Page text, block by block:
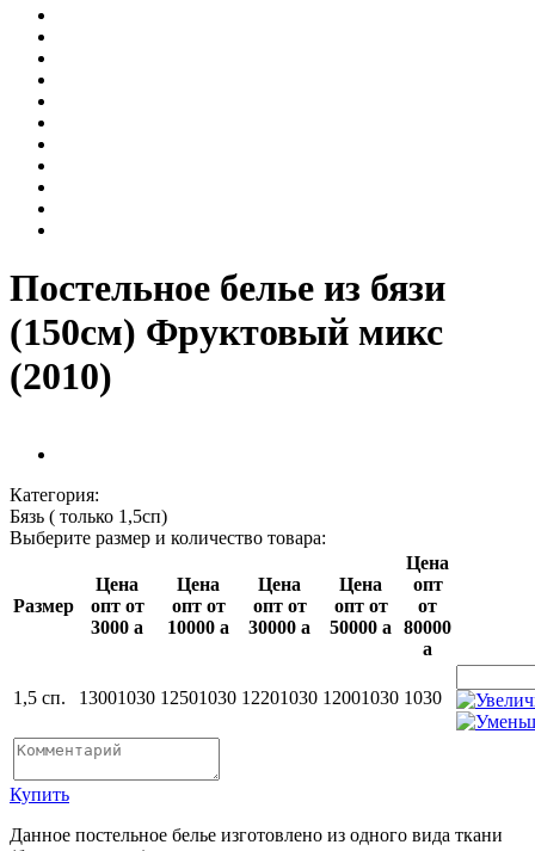
Постельное белье из бязи
(150см) Фруктовый микс
(2010)
Категория:
Бязь ( только 1,5сп)
Выберите размер и количество товара:
Размер
Цена
опт от
3000 a
Цена
опт от
10000 a
Цена
опт от
30000 a
Цена
опт от
50000 a
Цена
опт
от
80000
a
1,5 сп. 13001030 12501030 12201030 12001030 1030
Купить
Данное постельное белье изготовлено из одного вида ткани